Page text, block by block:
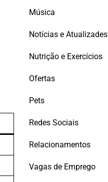
Música
Notícias e Atualizades
Nutrição e Exercícios
Ofertas
Pets
Redes Sociais
Relacionamentos
Vagas de Emprego